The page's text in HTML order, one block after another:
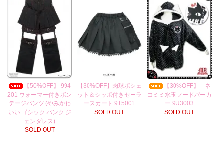
【50%OFF】 994
201 ウォーマー付きボン
テージパンツ (やみかわ
いい ゴシック パンク ジ
ェンダレス)
SOLD OUT
【30%OFF】肉球ポシェ
ット＆シッポ付きセーラ
ースカート 9T5001
SOLD OUT
【30%OFF】 ネ
コミミ水玉フードパーカ
ー 9U3003
SOLD OUT